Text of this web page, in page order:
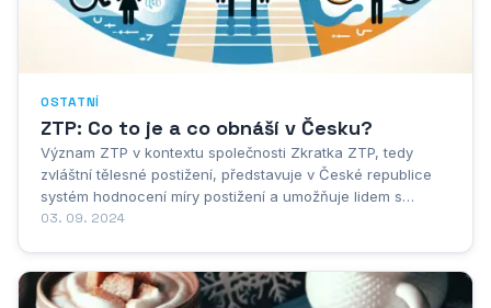
OSTATNÍ
ZTP: Co to je a co obnáší v Česku?
Význam ZTP v kontextu společnosti Zkratka ZTP, tedy
zvláštní tělesné postižení, představuje v České republice
systém hodnocení míry postižení a umožňuje lidem s
určitými zdravotními omezeními čerpat podporu a výhody.
03. 09. 2024